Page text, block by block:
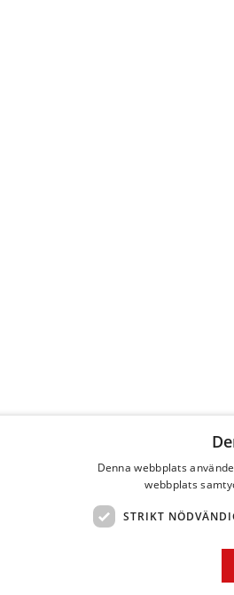
Denna webbplats
webbplats
STRIKT